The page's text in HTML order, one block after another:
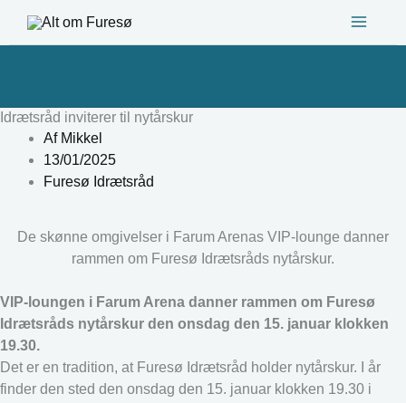
Idrætsråd inviterer til nytårskur
AfMikkel
13/01/2025
Furesø Idrætsråd
De skønne omgivelser i Farum Arenas VIP-lounge danner
rammen om Furesø Idrætsråds nytårskur.
VIP-loungen i Farum Arena danner rammen om Furesø
Idrætsråds nytårskur den onsdag den 15. januar klokken
19.30.
Det er en tradition, at Furesø Idrætsråd holder nytårskur. I år
finder den sted den onsdag den 15. januar klokken 19.30 i